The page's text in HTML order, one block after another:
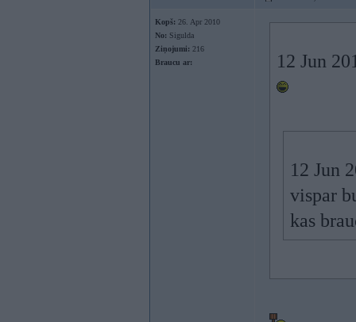
Kopš: 26. Apr 2010
No: Sigulda
Ziņojumi: 216
Braucu ar:
12 Jun
12 Jun
vispar
kas